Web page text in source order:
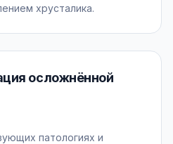
хрусталика.
осложнённой
патологиях и